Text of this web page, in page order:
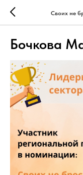
Своих не
Бочкова